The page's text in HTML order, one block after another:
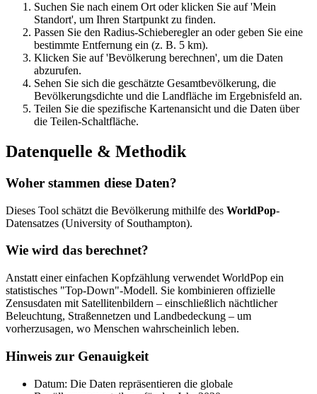
Suchen Sie nach einem Ort oder klicken Sie auf 'Mein
Standort', um Ihren Startpunkt zu finden.
Passen Sie den Radius-Schieberegler an oder geben Sie eine
bestimmte Entfernung ein (z. B. 5 km).
Klicken Sie auf 'Bevölkerung berechnen', um die Daten
abzurufen.
Sehen Sie sich die geschätzte Gesamtbevölkerung, die
Bevölkerungsdichte und die Landfläche im Ergebnisfeld an.
Teilen Sie die spezifische Kartenansicht und die Daten über
die Teilen-Schaltfläche.
Datenquelle & Methodik
Woher stammen diese Daten?
Dieses Tool schätzt die Bevölkerung mithilfe des WorldPop-
Datensatzes (University of Southampton).
Wie wird das berechnet?
Anstatt einer einfachen Kopfzählung verwendet WorldPop ein
statistisches "Top-Down"-Modell. Sie kombinieren offizielle
Zensusdaten mit Satellitenbildern – einschließlich nächtlicher
Beleuchtung, Straßennetzen und Landbedeckung – um
vorherzusagen, wo Menschen wahrscheinlich leben.
Hinweis zur Genauigkeit
Datum: Die Daten repräsentieren die globale